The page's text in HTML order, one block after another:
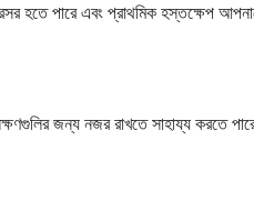
হতে পারে এবং প্রাথমিক হস্তক্ষেপ
জন্য নজর রাখতে সাহায্য